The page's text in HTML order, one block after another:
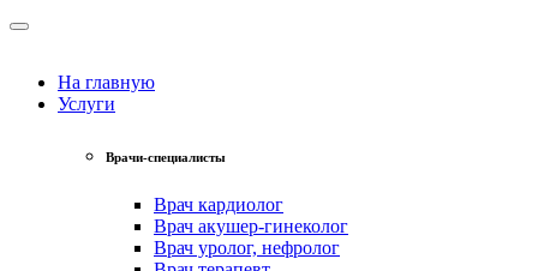
На главную
Услуги
Врачи-специалисты
Врач кардиолог
Врач акушер-гинеколог
Врач уролог, нефролог